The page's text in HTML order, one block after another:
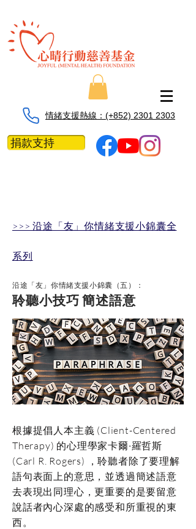
情緒支援熱線：​​(+852) 2301 2303
捐款支持
>>> 沿途「友」你情緒支援小錦囊​全
系列
沿途「友」你情緒支援小錦囊（五）：
聆聽小技巧 簡述語意
根據提倡人本主義 (Client-Centered
Therapy) 的心理學家卡爾·羅哲斯
(Carl R. Rogers) ，聆聽者除了要理解
語句表面上的意思，並透過簡述語意
去表現出同理心，更重要的是要留意
說話者內心深處的感受和所重視的東
西。